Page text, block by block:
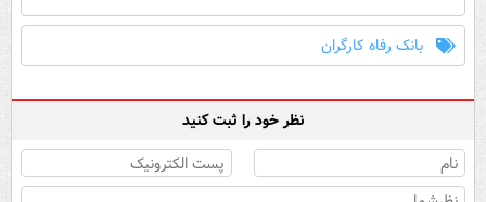
بانک رفاه کارگران
نظر خود را ثبت کنید